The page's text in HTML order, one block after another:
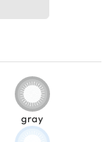
gray